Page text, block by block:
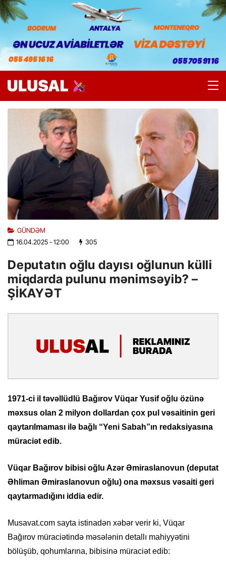
GÜNDƏM
16.04.2025- 12:00 305
Deputatın oğlu dayısı oğlunun külli
miqdarda pulunu mənimsəyib? –
ŞİKAYƏT
1971-ci il təvəllüdlü Bağırov Vüqar Yusif oğlu özünə
məxsus olan 2 milyon dollardan çox pul vəsaitinin geri
qaytarılmaması ilə bağlı “Yeni Sabah”ın redaksiyasına
müraciət edib.
Vüqar Bağırov bibisi oğlu Azər Əmiraslanovun (deputat
Əhliman Əmiraslanovun oğlu) ona məxsus vəsaiti geri
qaytarmadığını iddia edir.
Musavat.com sayta istinadən xəbər verir ki, Vüqar
Bağırov müraciətində məsələnin detallı mahiyyətini
bölüşüb, qohumlarına, bibisinə müraciət edib: